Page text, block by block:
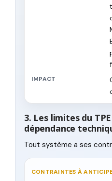
IMPACT
3. Les limites du
dépendance
Tout système a ses
CONTRAINTES À